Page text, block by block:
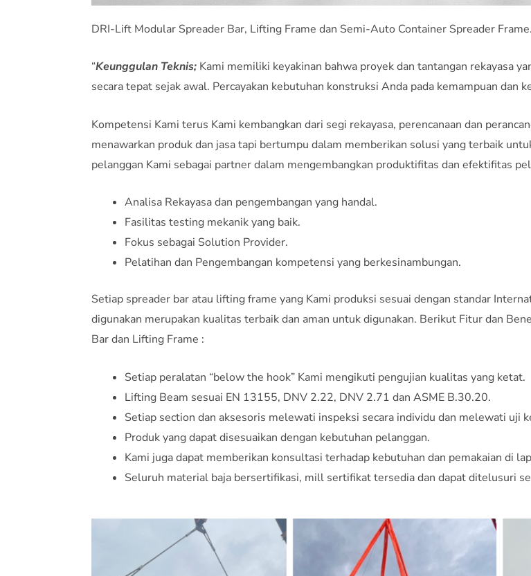
DRI-Lift Modular Spreader Bar, Lifting Frame dan Semi-Auto Container Spreader Frame.
“Keunggulan Teknis; Kami memiliki keyakinan bahwa proyek dan tantangan rekayasa
secara tepat sejak awal. Percayakan kebutuhan konstruksi Anda pada kemampuan dan
Kompetensi Kami terus Kami kembangkan dari segi rekayasa, perencanaan dan
menawarkan produk dan jasa tapi bertumpu dalam memberikan solusi yang terbaik
pelanggan Kami sebagai partner dalam mengembangkan produktifitas dan efektifitas
Analisa Rekayasa dan pengembangan yang handal.
Fasilitas testing mekanik yang baik.
Fokus sebagai Solution Provider.
Pelatihan dan Pengembangan kompetensi yang berkesinambungan.
Setiap spreader bar atau lifting frame yang Kami produksi sesuai dengan standar
digunakan merupakan kualitas terbaik dan aman untuk digunakan. Berikut Fitur dan
Bar dan Lifting Frame :
Setiap peralatan “below the hook” Kami mengikuti pengujian kualitas yang ketat.
Lifting Beam sesuai EN 13155, DNV 2.22, DNV 2.71 dan ASME B.30.20.
Setiap section dan aksesoris melewati inspeksi secara individu dan melewati uji
Produk yang dapat disesuaikan dengan kebutuhan pelanggan.
Kami juga dapat memberikan konsultasi terhadap kebutuhan dan pemakaian di
Seluruh material baja bersertifikasi, mill sertifikat tersedia dan dapat ditelusuri